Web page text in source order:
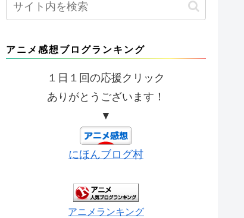
アニメ感想ブログランキング
１日１回の応援クリック
ありがとうございます！
▼
にほんブログ村
アニメランキング